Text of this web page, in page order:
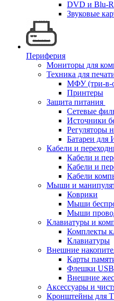
DVD и Blu-
Звуковые
Периферия
Мониторы для
Техника для
МФУ (три-в-
Принтеры
Защита питания
Сетевые
Источники
Регуляторы
Батареи для
Кабели и
Кабели и
Кабели и
Кабели
Мыши и
Коврики
Мыши
Мыши
Клавиатуры и
Комплекты
Клавиатуры
Внешние
Карты
Флешки USB
Внешние
Аксессуары и
Кронштейны для